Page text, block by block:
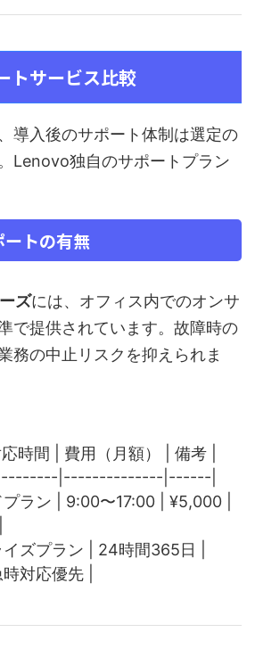
トサービス比較
導入後のサポート体制は選定の
Lenovo独自のサポートプラン
トの有無
ズには、オフィス内でのオンサ
で提供されています。故障時の
務の中止リスクを抑えられま
時間 | 費用（月額） | 備考 |
|--------------|------|
プラン | 9:00〜17:00 | ¥5,000 |
イズプラン | 24時間365日 |
対応優先 |